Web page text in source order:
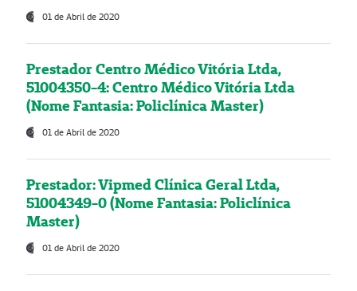
01 de Abril de 2020
Prestador Centro Médico Vitória Ltda,
51004350-4: Centro Médico Vitória Ltda
(Nome Fantasia: Policlínica Master)
01 de Abril de 2020
Prestador: Vipmed Clínica Geral Ltda,
51004349-0 (Nome Fantasia: Policlínica
Master)
01 de Abril de 2020